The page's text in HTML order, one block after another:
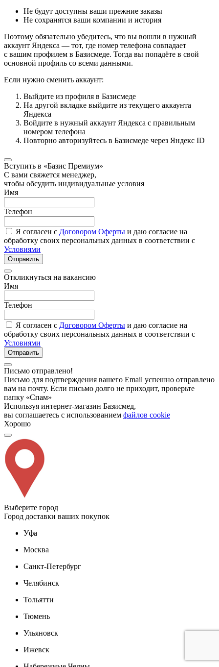
Не будут доступны ваши прежние заказы
Не сохранятся ваши компании и история
Поэтому обязательно убедитесь, что вы вошли в нужный
аккаунт Яндекса — тот, где номер телефона совпадает
с вашим профилем в Базисмеде. Тогда вы попадёте в свой
основной профиль со всеми данными.
Если нужно сменить аккаунт:
Выйдите из профиля в Базисмеде
На другой вкладке выйдите из текущего аккаунта
Яндекса
Войдите в нужный аккаунт Яндекса с правильным
номером телефона
Повторно авторизуйтесь в Базисмеде через Яндекс ID
Вступить в «Базис Премиум»
С вами свяжется менеджер,
чтобы обсудить индивидуальные условия
Имя
Телефон
Я согласен с Договором Оферты и даю согласие на
обработку своих персональных данных в соответствии с
Условиями
Отправить
Откликнуться на вакансию
Имя
Телефон
Я согласен с Договором Оферты и даю согласие на
обработку своих персональных данных в соответствии с
Условиями
Отправить
Письмо отправлено!
Письмо для подтверждения вашего Email успешно отправлено
вам на почту. Если письмо долго не приходит, проверьте
папку «Спам»
Используя интернет-магазин Базисмед,
вы соглашаетесь с использованием файлов cookie
Хорошо
Выберите город
Город доставки ваших покупок
Уфа
Москва
Санкт-Петербург
Челябинск
Тольятти
Тюмень
Ульяновск
Ижевск